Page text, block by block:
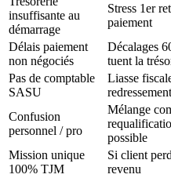
insuffisante au
démarrage
Stress 1er
paiement
Délais paiement
non négociés
Décalages
tuent la
Pas de comptable
SASU
Liasse
redressement
Confusion
personnel / pro
Mélange
possible
Mission unique
100% TJM
Si client
revenu